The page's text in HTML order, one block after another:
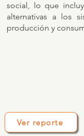
social, lo que
alternativas a los
producción y
Ver reporte